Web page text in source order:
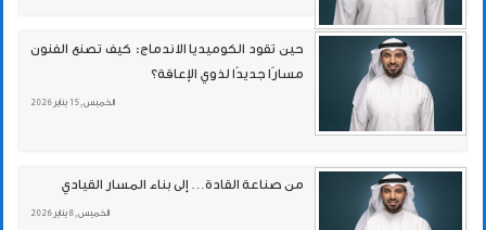
حين تقود الكوميديا الاندماج: كيف تصنع الفنون
مسارًا جديدًا لذوي الإعاقة؟
الخميس , 15 يناير 2026
من صناعة القادة… إلى بناء المسار القيادي
الخميس , 8 يناير 2026